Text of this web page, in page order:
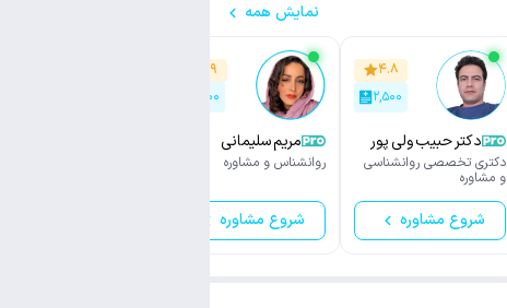
نمایش همه
۴.۸
۲,۵۰۰
دکتر حبیب ولی پور
دکتری تخصصی روانشناسی
و مشاوره
شروع مشاوره
۴.۹
۲,۱۰۰
مریم سلیمانی
روانشناس و مشاوره
شروع مشاوره